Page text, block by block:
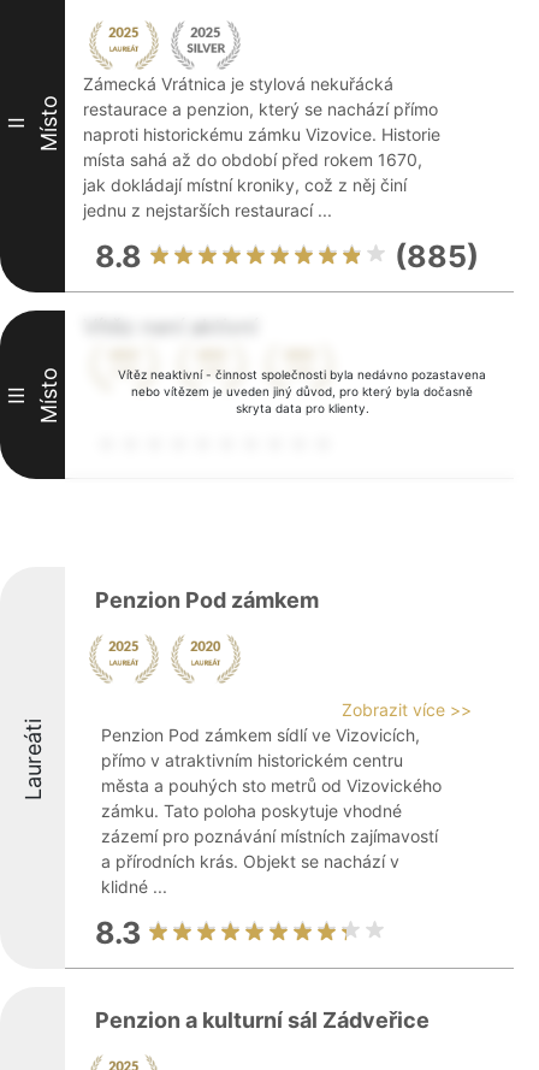
II Místo
Zámecká Vrátnica je stylová nekuřácká
restaurace a penzion, který se nachází přímo
naproti historickému zámku Vizovice. Historie
místa sahá až do období před rokem 1670,
jak dokládají místní kroniky, což z něj činí
jednu z nejstarších restaurací ...
8.8 (885)
Vítěz neaktivní - činnost společnosti byla nedávno pozastavena
nebo vítězem je uveden jiný důvod, pro který byla dočasně
skryta data pro klienty.
III Místo
Laureáti
Penzion Pod zámkem
Zobrazit více >>
Penzion Pod zámkem sídlí ve Vizovicích,
přímo v atraktivním historickém centru
města a pouhých sto metrů od Vizovického
zámku. Tato poloha poskytuje vhodné
zázemí pro poznávání místních zajímavostí
a přírodních krás. Objekt se nachází v
klidné ...
8.3
Penzion a kulturní sál Zádveřice